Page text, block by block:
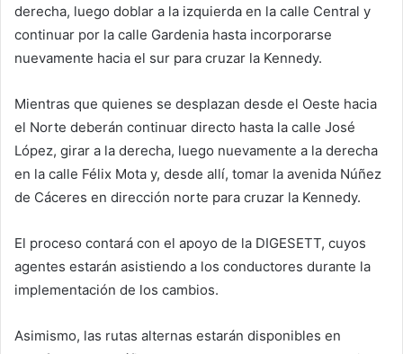
derecha, luego doblar a la izquierda en la calle Central y
continuar por la calle Gardenia hasta incorporarse
nuevamente hacia el sur para cruzar la Kennedy.
Mientras que quienes se desplazan desde el Oeste hacia
el Norte deberán continuar directo hasta la calle José
López, girar a la derecha, luego nuevamente a la derecha
en la calle Félix Mota y, desde allí, tomar la avenida Núñez
de Cáceres en dirección norte para cruzar la Kennedy.
El proceso contará con el apoyo de la DIGESETT, cuyos
agentes estarán asistiendo a los conductores durante la
implementación de los cambios.
Asimismo, las rutas alternas estarán disponibles en